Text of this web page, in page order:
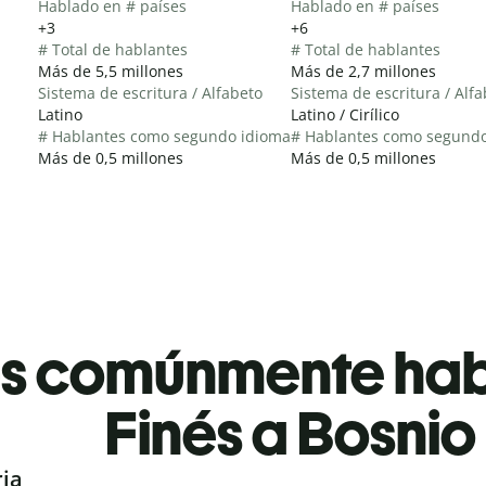
Hablado en # países
+3
# Total de hablantes
Más de 5,5 millones
Sistema de escritura / Alfabeto
Latino
# Hablantes como segundo idioma
Más de 0,5 millones
Hablado en # países
+6
# Total de hablantes
Más de 2,7 millones
Sistema de escritura /
Latino / Cirílico
# Hablantes como
Más de 0,5 millones
comúnmente
Finés a Bosnio